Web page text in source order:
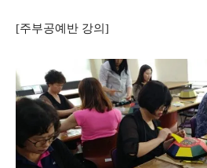
[주부공예반 강의]